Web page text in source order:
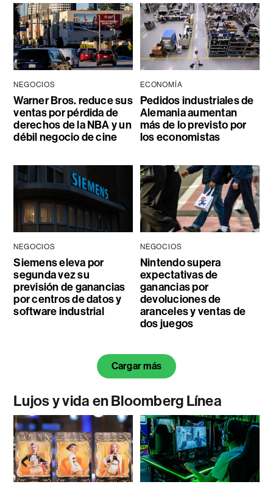
NEGOCIOS
Warner Bros. reduce sus
ventas por pérdida de
derechos de la NBA y un
débil negocio de cine
ECONOMÍA
Pedidos industriales de
Alemania aumentan
más de lo previsto por
los economistas
NEGOCIOS
Siemens eleva por
segunda vez su
previsión de ganancias
por centros de datos y
software industrial
NEGOCIOS
Nintendo supera
expectativas de
ganancias por
devoluciones de
aranceles y ventas de
dos juegos
Cargar más
Lujos y vida en Bloomberg Línea